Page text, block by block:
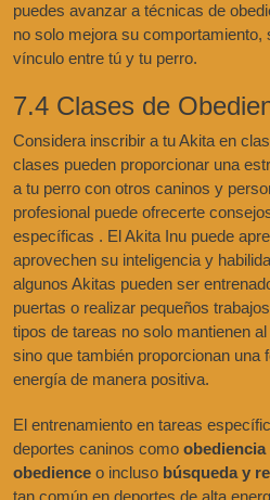
puedes avanzar a técnicas de
no solo mejora su comportamiento,
vínculo entre tú y tu perro.
7.4 Clases de
Considera inscribir a tu Akita en
clases pueden proporcionar una
a tu perro con otros caninos y
profesional puede ofrecerte
específicas . El Akita Inu puede
aprovechen su inteligencia y
algunos Akitas pueden ser
puertas o realizar pequeños
tipos de tareas no solo mantienen
sino que también proporcionan una
energía de manera positiva.
El entrenamiento en tareas
deportes caninos como
obedience o incluso búsqueda y